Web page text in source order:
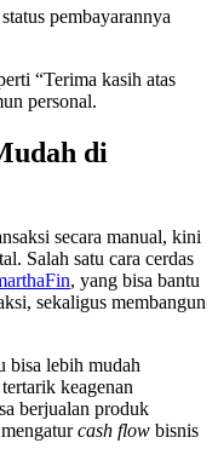
pembayarannya
“Terima kasih atas
personal.
di
secara manual, kini
Salah satu cara cerdas
, yang bisa bantu
sekaligus membangun
bisa lebih mudah
keagenan
berjualan produk
cash flow bisnis